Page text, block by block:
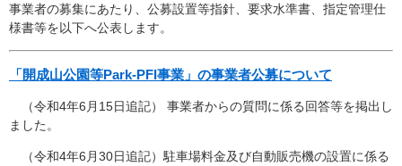
事業者の募集にあたり、公募設置等指針、要求水準書、指定管理仕
様書等を以下へ公表します。
「開成山公園等Park-PFI事業」の事業者公募について
（令和4年6月15日追記） 事業者からの質問に係る回答等を掲出し
ました。
（令和4年6月30日追記）駐車場料金及び自動販売機の設置に係る